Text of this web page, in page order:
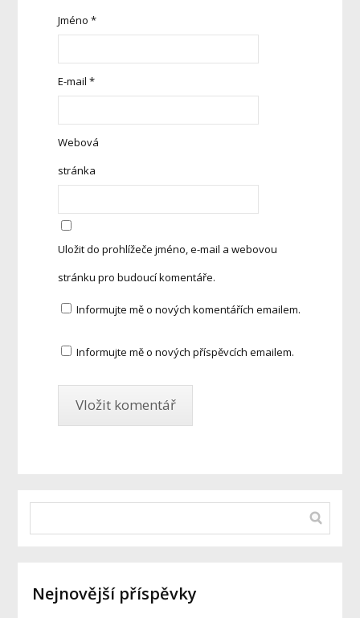
Jméno*
E-mail*
Webová
stránka
Uložit do prohlížeče jméno, e-mail a webovou
stránku pro budoucí komentáře.
Informujte mě o nových komentářích emailem.
Informujte mě o nových příspěvcích emailem.
Nejnovější příspěvky